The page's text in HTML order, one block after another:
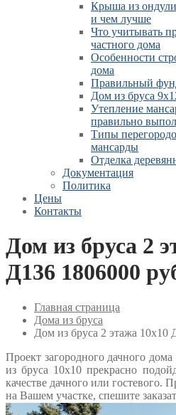
Крыша из
и чем лучше
Что учитывать
частного дома
Особенности
дома
Правильный
Дом из бруса
Утепление
правильно
Типы
мансарды
Отделка
Документация
Политика
Цены
Контакты
Дом из бруса 2
Д136 1806000
Главная страница
Дома из бруса
Дом из бруса 2 этажа 10х10
Проект загородного дачного
из бруса 10х10 прекрасно
качестве дачного или гостевого.
на Вашем участке, спешите